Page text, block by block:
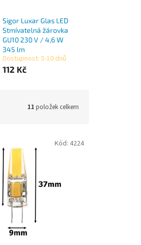
Sigor Luxar Glas LED
Stmívatelná žárovka
GU10 230 V / 4,6 W
345 lm
Dostupnost: 5-10 dnů
112 Kč
11 položek celkem
Kód: 4224